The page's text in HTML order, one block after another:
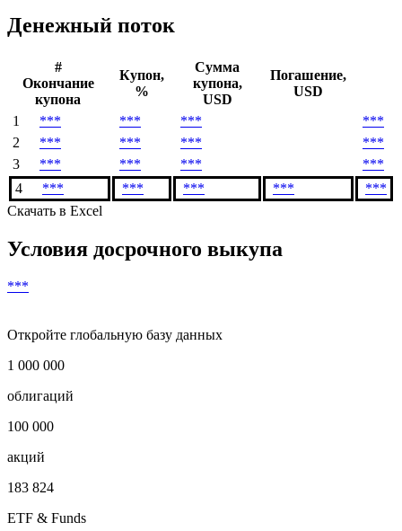
Денежный поток
#
Окончание
купона
Купон,
%
Сумма
купона,
USD
Погашение,
USD
1
*** *** ***
***
2
*** *** ***
***
3
*** *** ***
***
4
*** *** *** ***
***
Скачать в Excel
Условия досрочного выкупа
***
Откройте глобальную базу данных
1 000 000
облигаций
100 000
акций
183 824
ETF & Funds